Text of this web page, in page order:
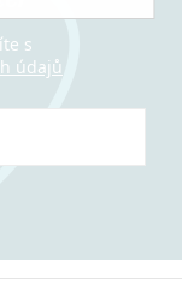
s
údajů